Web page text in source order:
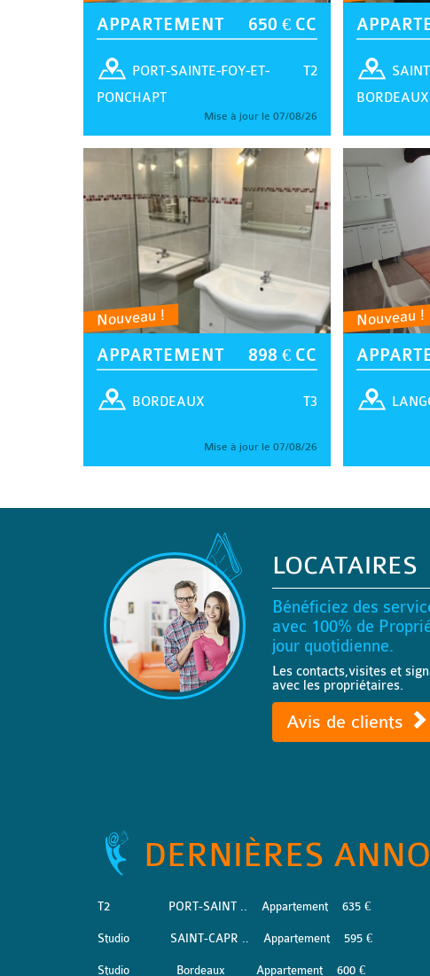
APPARTEMENT 650 € CC
T2
PORT-SAINTE-FOY-ET-
PONCHAPT
Mise à jour le 07/08/26
BORDEAUX
Nouveau !
APPARTEMENT 898 € CC
T3
BORDEAUX
Mise à jour le 07/08/26
Nouveau !
LOCATAIRES
Bénéficiez des
avec 100% de
jour quotidienne.
Les contacts,visites et
avec les propriétaires.
Avis de clients
DERNIÈRES
T2 PORT-SAINT .. Appartement 635 €
Studio SAINT-CAPR .. Appartement 595 €
Studio Bordeaux Appartement 600 €